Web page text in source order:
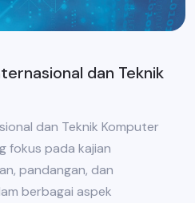
dan Teknik
dan Teknik Komputer
fokus pada kajian
pandangan, dan
berbagai aspek